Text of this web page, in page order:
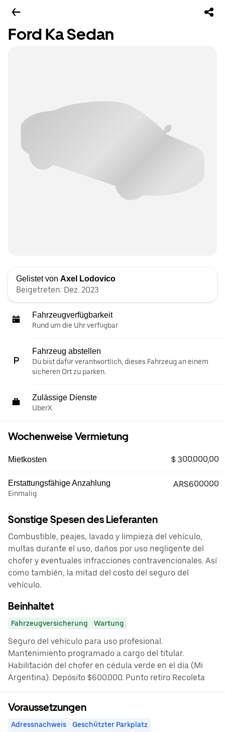
Ford Ka Sedan
Gelistet von Axel Lodovico
Beigetreten: Dez. 2023
Fahrzeugverfügbarkeit
Rund um die Uhr verfügbar
Fahrzeug abstellen
Du bist dafür verantwortlich, dieses Fahrzeug an einem
sicheren Ort zu parken.
Zulässige Dienste
UberX
Wochenweise Vermietung
Mietkosten $ 300.000,00
Erstattungsfähige Anzahlung
Einmalig
ARS600000
Sonstige Spesen des Lieferanten
Combustible, peajes, lavado y limpieza del vehículo,
multas durante el uso, daños por uso negligente del
chofer y eventuales infracciones contravencionales. Así
como también, la mitad del costo del seguro del
vehículo.
Beinhaltet
Fahrzeugversicherung Wartung
Seguro del vehículo para uso profesional.
Mantenimiento programado a cargo del titular.
Habilitación del chofer en cédula verde en el día (Mi
Argentina). Depósito $600.000. Punto retiro Recoleta
Voraussetzungen
Adressnachweis
Geschützter Parkplatz